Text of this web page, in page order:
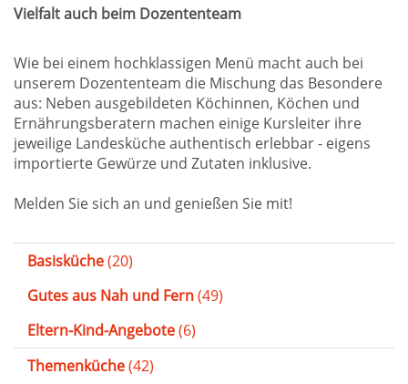
Vielfalt auch beim Dozententeam
Wie bei einem hochklassigen Menü macht auch bei
unserem Dozententeam die Mischung das Besondere
aus: Neben ausgebildeten Köchinnen, Köchen und
Ernährungsberatern machen einige Kursleiter ihre
jeweilige Landesküche authentisch erlebbar - eigens
importierte Gewürze und Zutaten inklusive.
Melden Sie sich an und genießen Sie mit!
Basisküche(20)
Gutes aus Nah und Fern(49)
Eltern-Kind-Angebote(6)
Themenküche(42)